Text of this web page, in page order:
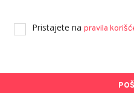
Pristajete na pravila